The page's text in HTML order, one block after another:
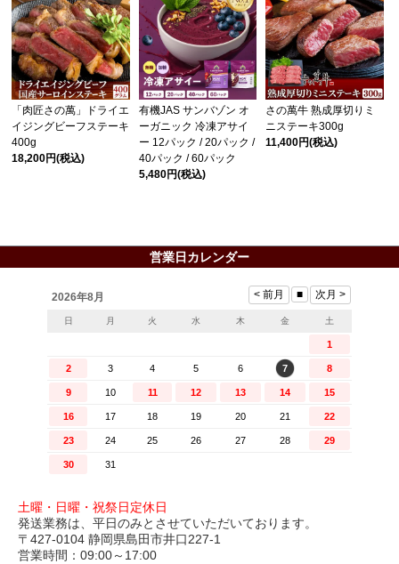
「肉匠さの萬」ドライエ
イジングビーフステーキ
400g
18,200円(税込)
有機JAS サンバゾン オ
ーガニック 冷凍アサイ
ー 12パック / 20パック /
40パック / 60パック
5,480円(税込)
さの萬牛 熟成厚切りミ
ニステーキ300g
11,400円(税込)
営業日カレンダー
土曜・日曜・祝祭日定休日
発送業務は、平日のみとさせていただいております。
〒427-0104 静岡県島田市井口227-1
営業時間：09:00～17:00